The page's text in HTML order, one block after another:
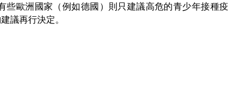
歐洲國家（例如德國）則只建議高危的青少年接種疫
議再行決定。